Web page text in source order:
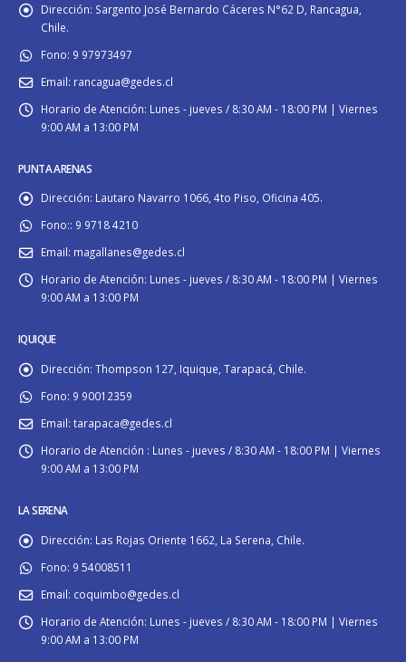
Dirección: Sargento José Bernardo Cáceres N°62 D, Rancagua,
Chile.
Fono: 9 97973497
Email: rancagua@gedes.cl
Horario de Atención: Lunes - jueves / 8:30 AM - 18:00 PM | Viernes
9:00 AM a 13:00 PM
PUNTA ARENAS
Dirección: Lautaro Navarro 1066, 4to Piso, Oficina 405.
Fono:: 9 9718 4210
Email: magallanes@gedes.cl
Horario de Atención: Lunes - jueves / 8:30 AM - 18:00 PM | Viernes
9:00 AM a 13:00 PM
IQUIQUE
Dirección: Thompson 127, Iquique, Tarapacá, Chile.
Fono: 9 90012359
Email: tarapaca@gedes.cl
Horario de Atención : Lunes - jueves / 8:30 AM - 18:00 PM | Viernes
9:00 AM a 13:00 PM
LA SERENA
Dirección: Las Rojas Oriente 1662, La Serena, Chile.
Fono: 9 54008511
Email: coquimbo@gedes.cl
Horario de Atención: Lunes - jueves / 8:30 AM - 18:00 PM | Viernes
9:00 AM a 13:00 PM